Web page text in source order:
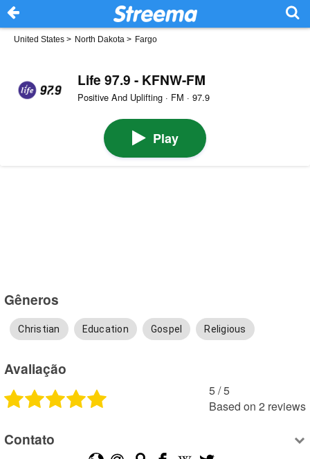
United States > North Dakota > Fargo
Life 97.9 - KFNW-FM
Positive And Uplifting · FM · 97.9
Play
Gêneros
Christian Education Gospel Religious
Avaliação
5 /5
Based on 2 reviews
Contato